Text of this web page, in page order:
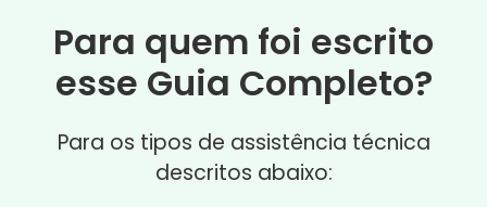
Para quem foi escrito
esse Guia Completo?
Para os tipos de assistência técnica
descritos abaixo: